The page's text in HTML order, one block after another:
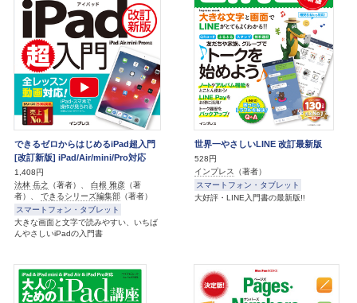
できるゼロからはじめるiPad超入門
[改訂新版] iPad/Air/mini/Pro対応
1,408円
法林 岳之 （著者）、 白根 雅彦 （著
者）、 できるシリーズ編集部 （著者）
スマートフォン・タブレット
大きな画面と文字で読みやすい、いちば
んやさしいiPadの入門書
世界一やさしいLINE 改訂最新版
528円
インプレス
（著者）
スマートフォン・タブレット
大好評・LINE入門書の最新版!!